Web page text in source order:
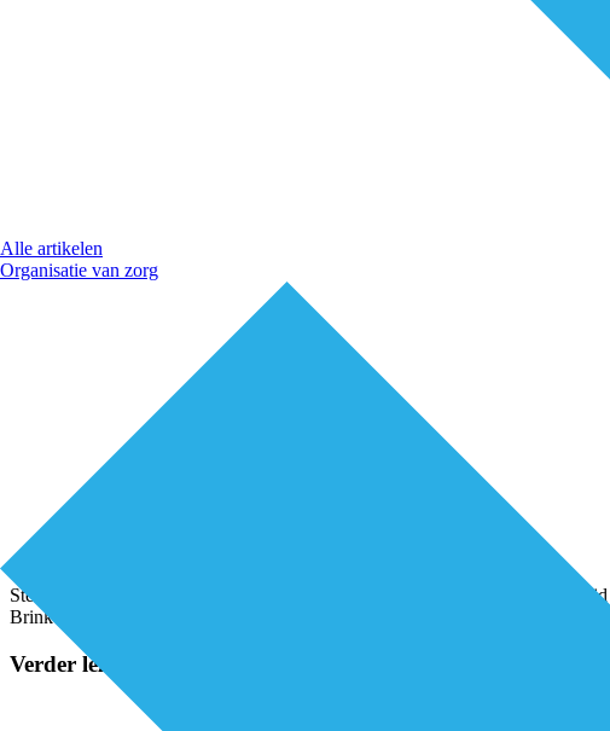
Alle artikelen
Organisatie van zorg
Stel een kernteam samen dat bestaat uit acht tot tien huisartsen van wie er
Brink is raad van bestuur bij Huisartsenposten Rijnmond. Zij zegt: “Bij onze
Verder lezen?